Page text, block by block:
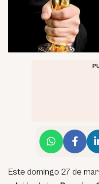
Este domingo 27 de